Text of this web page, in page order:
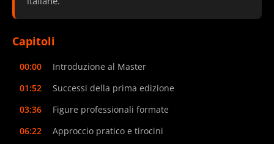
Capitoli
00:00
Introduzione al Master
01:52
Successi della prima edizione
03:36
Figure professionali formate
06:22
Approccio pratico e tirocini